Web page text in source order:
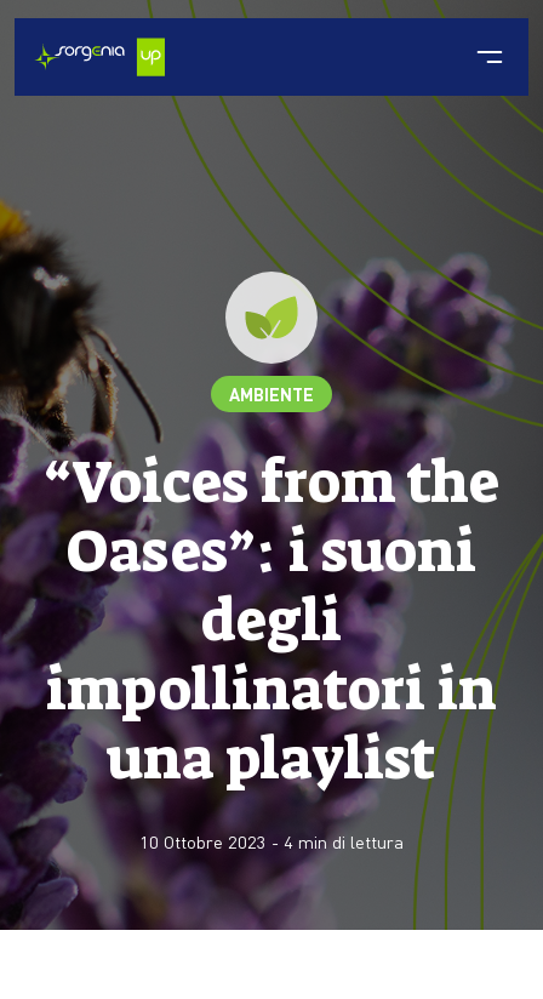
AMBIENTE
“Voices from the
Oases”: i suoni
degli
impollinatori in
una playlist
10 Ottobre 2023 - 4 min di lettura